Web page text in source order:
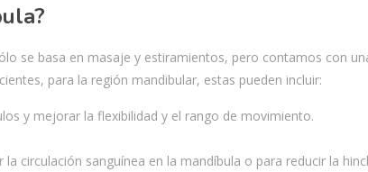
se basa en masaje y estiramientos, pero contamos con
para la región mandibular, estas pueden incluir:
y mejorar la flexibilidad y el rango de movimiento.
circulación sanguínea en la mandíbula o para reducir la